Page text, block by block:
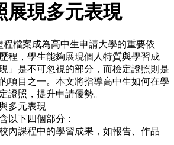
展現多元表現
程檔案成為高中生申請大學的重要依
程，學生能夠展現個人特質與學習成
」是不可忽視的部分，而檢定證照則是
項目之一。本文將指導高中生如何在學
證照，提升申請優勢。
多元表現
以下四個部分：
內課程中的學習成果，如報告、作品